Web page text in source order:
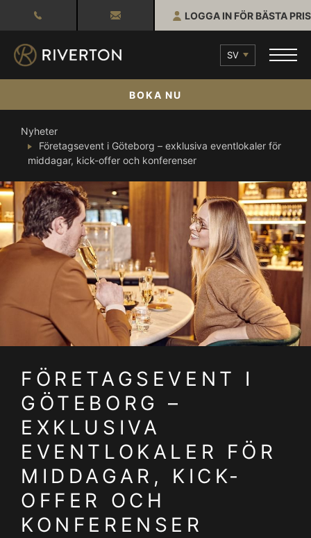
LOGGA IN FÖR BÄSTA PRIS
SV
BOKA NU
Nyheter
Företagsevent i Göteborg – exklusiva eventlokaler för
middagar, kick-offer och konferenser
FÖRETAGSEVENT I
GÖTEBORG –
EXKLUSIVA
EVENTLOKALER FÖR
MIDDAGAR, KICK-
OFFER OCH
KONFERENSER